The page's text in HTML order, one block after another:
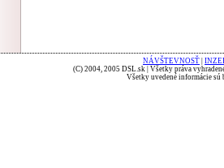
NÁVŠTEVNOSŤ
(C) 2004, 2005 DSL.sk | Všetky práva
Všetky uvedené informácie sú